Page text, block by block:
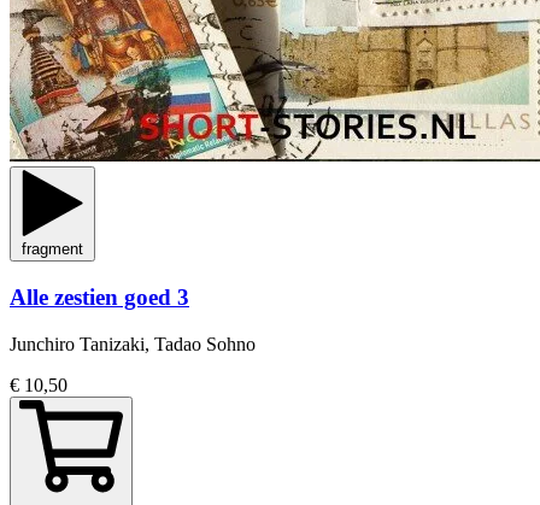
fragment
Alle zestien goed 3
Junchiro Tanizaki, Tadao Sohno
€ 10,50